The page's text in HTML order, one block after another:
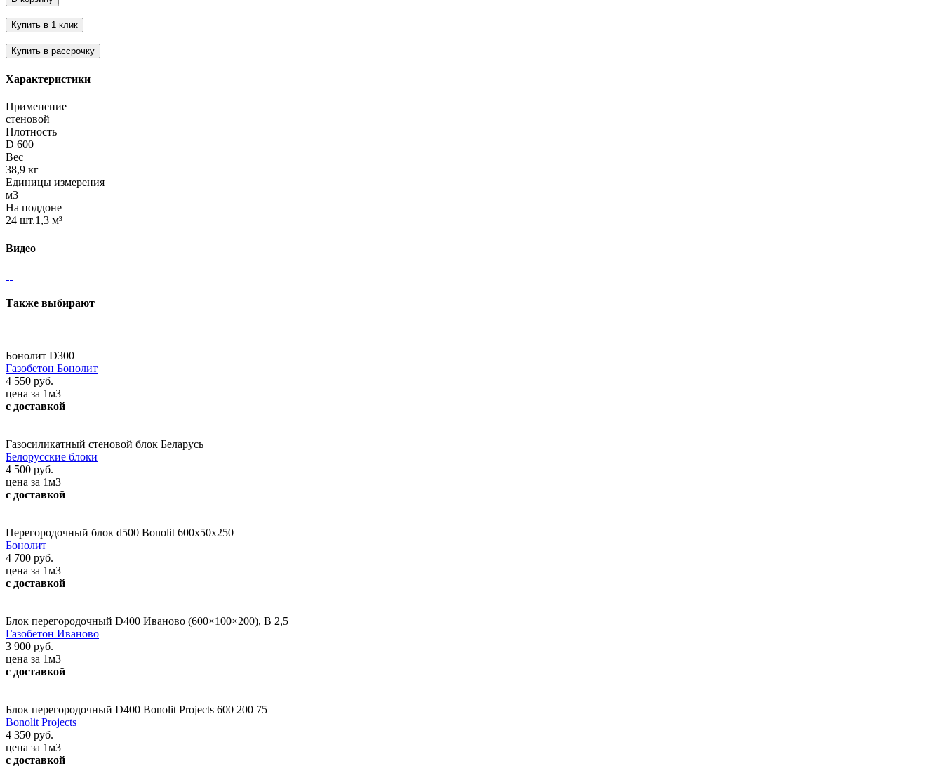
Характеристики
Применение
стеновой
Плотность
D 600
Вес
38,9 кг
Единицы измерения
м3
На поддоне
24 шт.1,3 м³
Видео
Также выбирают
Бонолит D300
Газобетон Бонолит
4 550 руб.
цена за 1м3
с доставкой
Газосиликатный стеновой блок Беларусь
Белорусские блоки
4 500 руб.
цена за 1м3
с доставкой
Перегородочный блок d500 Bonolit 600x50x250
Бонолит
4 700 руб.
цена за 1м3
с доставкой
Блок перегородочный D400 Иваново (600×100×200), В 2,5
Газобетон Иваново
3 900 руб.
цена за 1м3
с доставкой
Блок перегородочный D400 Bonolit Projects 600 200 75
Bonolit Projects
4 350 руб.
цена за 1м3
с доставкой